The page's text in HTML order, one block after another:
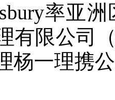
率亚
有限公司
杨一理携